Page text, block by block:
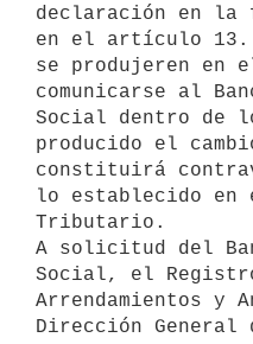
declaración en la
en el artículo 13.
se produjeren en
comunicarse al
Social dentro de
producido el
constituirá
lo establecido en
Tributario.
A solicitud del
Social, el
Arrendamientos y
Dirección General